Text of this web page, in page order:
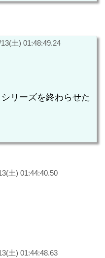
土) 01:48:49.24
リーズを終わらせた
土) 01:44:40.50
土) 01:44:48.63